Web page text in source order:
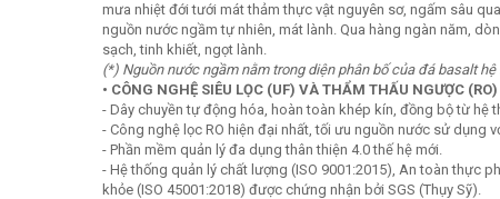
mưa nhiệt đới tưới mát thảm thực vật nguyên sơ, ngấm sâu
nguồn nước ngầm tự nhiên, mát lành. Qua hàng ngàn năm,
sạch, tinh khiết, ngọt lành.
(*) Nguồn nước ngầm nằm trong diện phân bố của đá basalt
• CÔNG NGHỆ SIÊU LỌC (UF) VÀ THẨM THẤU NGƯỢC
- Dây chuyền tự động hóa, hoàn toàn khép kín, đồng bộ từ hệ
- Công nghệ lọc RO hiện đại nhất, tối ưu nguồn nước sử dụng
- Phần mềm quản lý đa dụng thân thiện 4.0 thế hệ mới.
- Hệ thống quản lý chất lượng (ISO 9001:2015), An toàn thực
khỏe (ISO 45001:2018) được chứng nhận bởi SGS (Thụy Sỹ).